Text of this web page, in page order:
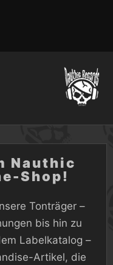
Nauthic
Shop!
Tonträger –
bis hin zu
Labelkatalog –
Artikel, die